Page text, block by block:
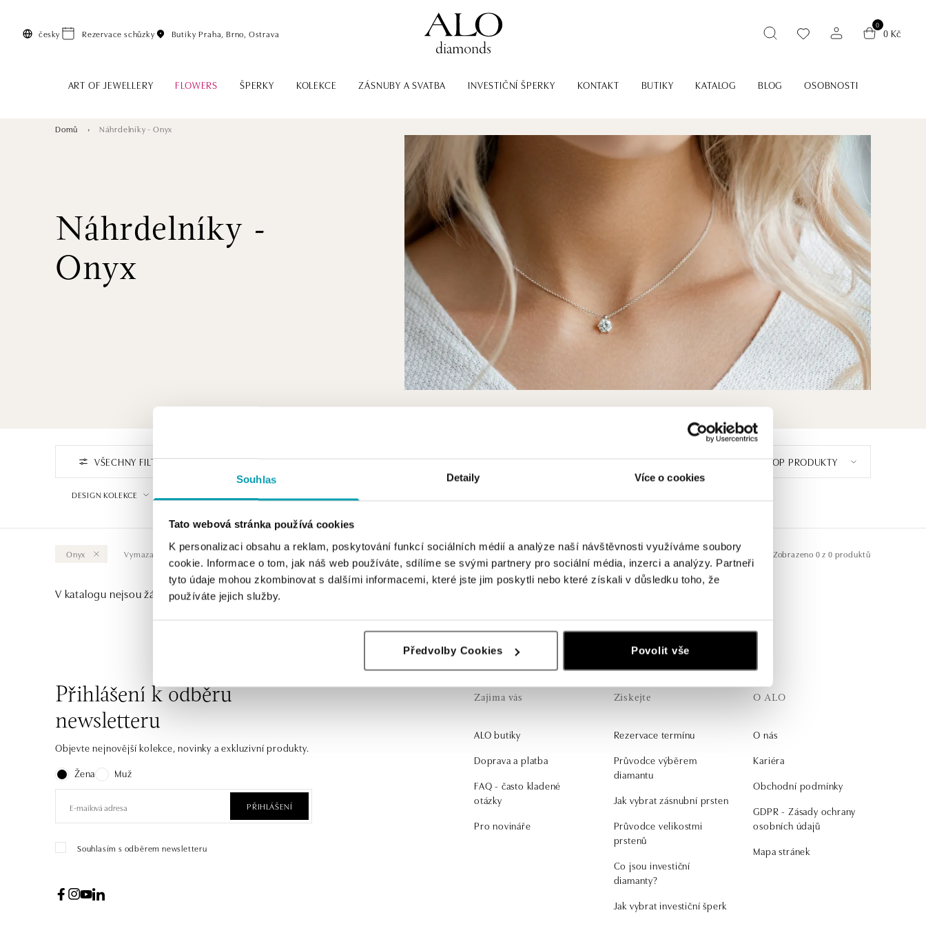
Souhlas Detaily Více o cookies
Tato webová stránka používá cookies
K personalizaci obsahu a reklam, poskytování funkcí sociálních médií a analýze naší návštěvnosti využíváme soubory
cookie. Informace o tom, jak náš web používáte, sdílíme se svými partnery pro sociální média, inzerci a analýzy. Partneři
tyto údaje mohou zkombinovat s dalšími informacemi, které jste jim poskytli nebo které získali v důsledku toho, že
používáte jejich služby.
Předvolby Cookies Povolit vše
česky Rezervace schůzky Butiky Praha, Brno, Ostrava
0
0 Kč
ART OF JEWELLERY FLOWERS ŠPERKY KOLEKCE ZÁSNUBY A SVATBA INVESTIČNÍ ŠPERKY KONTAKT BUTIKY KATALOG BLOG OSOBNOSTI
Domů Náhrdelníky - Onyx
Náhrdelníky -
Onyx
VŠECHNY FILTRY FILTROVAT PODLE CENY
DESIGN KOLEKCE
TOP PRODUKTY
Onyx Vymazat vše Zobrazeno 0 z 0 produktů
V katalogu nejsou žádné produkty.
Přihlášení k odběru
newsletteru
Objevte nejnovější kolekce, novinky a exkluzivní produkty.
Žena
Muž
PŘIHLÁŠENÍ
Souhlasím s odběrem newsletteru
Zajíma vás
ALO butiky
Doprava a platba
FAQ - často kladené
otázky
Pro novináře
Získejte
Rezervace termínu
Průvodce výběrem
diamantu
Jak vybrat zásnubní prsten
Průvodce velikostmi
prstenů
Co jsou investiční
diamanty?
Jak vybrat investiční šperk
O ALO
O nás
Kariéra
Obchodní podmínky
GDPR - Zásady ochrany
osobních údajů
Mapa stránek